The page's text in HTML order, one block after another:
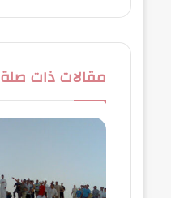
مقالات ذات صلة